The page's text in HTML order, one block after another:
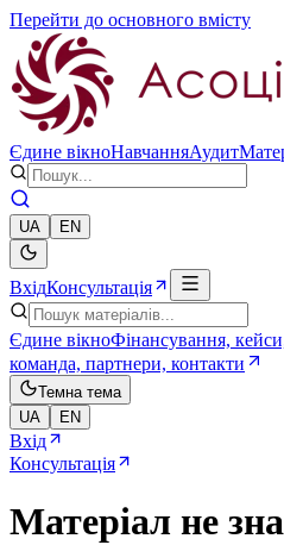
Перейти до основного вмісту
Єдине вікноНавчанняАудит
UA EN
ВхідКонсультація
Єдине вікноФінансування, кейси,
команда, партнери, контакти
Темна тема
UA
EN
Вхід
Консультація
Матеріал не